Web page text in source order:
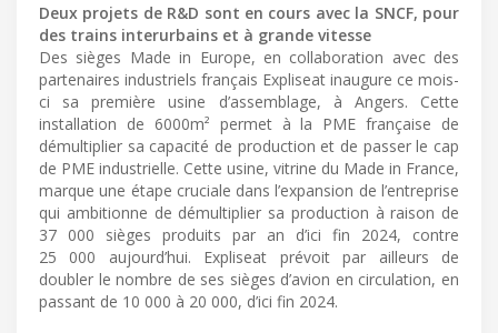
Deux projets de R&D sont en cours avec la SNCF, pour
des trains interurbains et à grande vitesse
Des sièges Made in Europe, en collaboration avec des
partenaires industriels français Expliseat inaugure ce mois-
ci sa première usine d’assemblage, à Angers. Cette
installation de 6000m² permet à la PME française de
démultiplier sa capacité de production et de passer le cap
de PME industrielle. Cette usine, vitrine du Made in France,
marque une étape cruciale dans l’expansion de l’entreprise
qui ambitionne de démultiplier sa production à raison de
37 000 sièges produits par an d’ici fin 2024, contre
25 000 aujourd’hui. Expliseat prévoit par ailleurs de
doubler le nombre de ses sièges d’avion en circulation, en
passant de 10 000 à 20 000, d’ici fin 2024.